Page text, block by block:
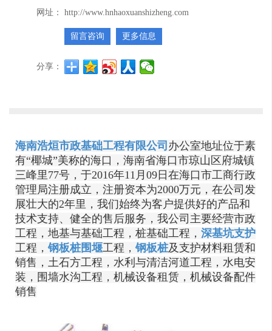
网址：
http://www.hnhaoxuanshizheng.com
留言咨询 更多信息
分享：
海南浩烜市政基础工程有限公司 办公室地址位于素
有“椰城”美称的海口，海南省海口市琼山区府城镇
三峰里77号，于2016年11月09日在海口市工商行政
管理局注册成立，注册资本为2000万元，在公司发
展壮大的2年里，我们始终为客户提供好的产品和
技术支持、健全的售后服务，我公司主要经营市政
工程，地基与基础工程，桩基础工程， 深基坑支护
工程，钢板桩围堰工程，钢板桩及支护材料租赁和
销售，土石方工程，水利与清洁河道工程，水电安
装，围墙水沟工程，机械设备租赁，机械设备配件
销售